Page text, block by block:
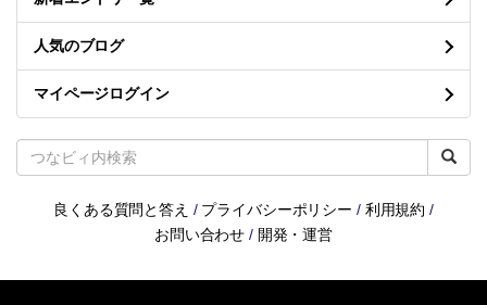
人気のブログ
マイページログイン
良くある質問と答え / プライバシーポリシー / 利用規約 /
お問い合わせ / 開発・運営